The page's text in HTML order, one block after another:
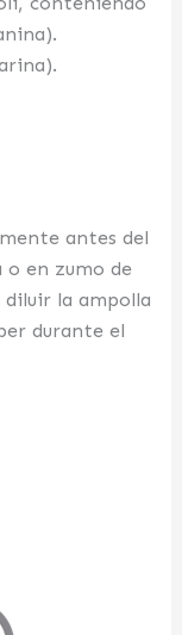
antes del
o en zumo de
la ampolla
durante el